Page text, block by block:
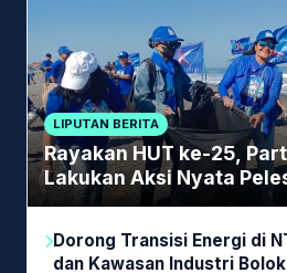
LIPUTAN BERITA
Rayakan HUT ke-25,
Lakukan Aksi Nyata
Lingkungan
Dorong Transisi Energi di
dan Kawasan Industri